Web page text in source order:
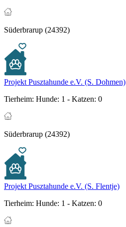
Süderbrarup (24392)
Projekt Pusztahunde e.V. (S. Dohmen)
Tierheim: Hunde: 1 - Katzen: 0
Süderbrarup (24392)
Projekt Pusztahunde e.V. (S. Flentje)
Tierheim: Hunde: 1 - Katzen: 0